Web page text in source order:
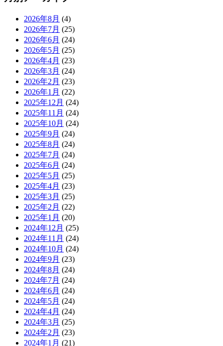
2026年8月 (4)
2026年7月 (25)
2026年6月 (24)
2026年5月 (25)
2026年4月 (23)
2026年3月 (24)
2026年2月 (23)
2026年1月 (22)
2025年12月 (24)
2025年11月 (24)
2025年10月 (24)
2025年9月 (24)
2025年8月 (24)
2025年7月 (24)
2025年6月 (24)
2025年5月 (25)
2025年4月 (23)
2025年3月 (25)
2025年2月 (22)
2025年1月 (20)
2024年12月 (25)
2024年11月 (24)
2024年10月 (24)
2024年9月 (23)
2024年8月 (24)
2024年7月 (24)
2024年6月 (24)
2024年5月 (24)
2024年4月 (24)
2024年3月 (25)
2024年2月 (23)
2024年1月 (21)